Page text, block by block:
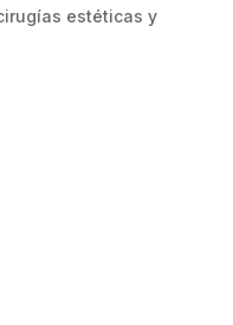
estéticas y